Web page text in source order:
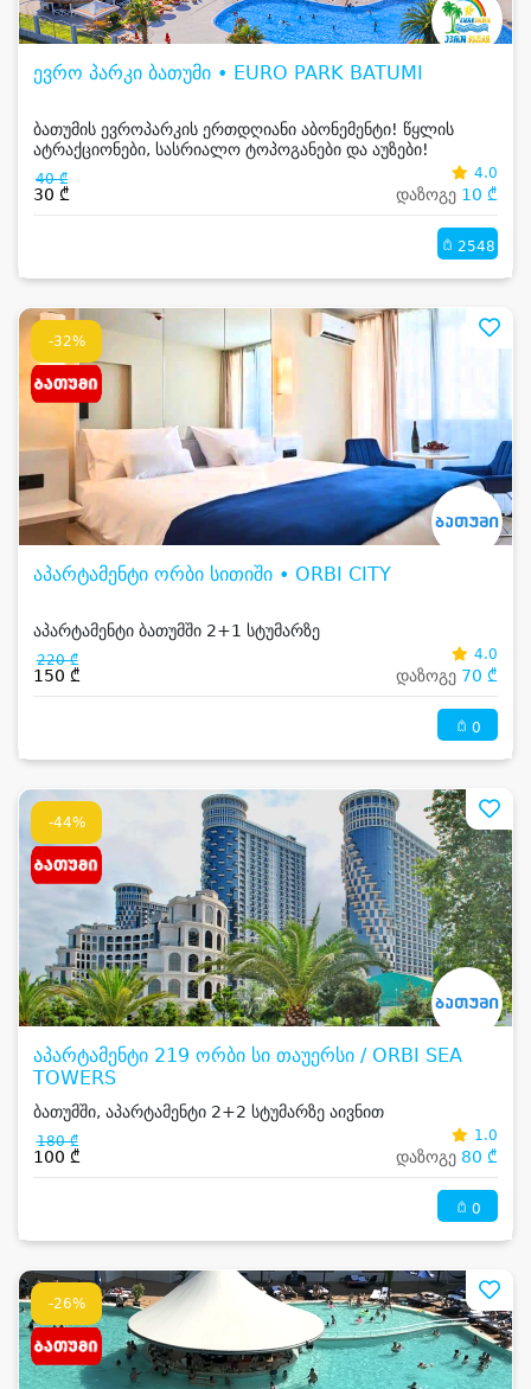
ევრო პარკი ბათუმი • EURO PARK BATUMI
ბათუმის ევროპარკის ერთდღიანი აბონემენტი! წყლის
ატრაქციონები, სასრიალო ტოპოგანები და აუზები!
40 ₾
30 ₾
4.0
დაზოგე 10 ₾
2548
-32%
აპარტამენტი ორბი სითიში • ORBI CITY
აპარტამენტი ბათუმში 2+1 სტუმარზე
220 ₾
150 ₾
4.0
დაზოგე 70 ₾
0
-44%
აპარტამენტი 219 ორბი სი თაუერსი / ORBI SEA
TOWERS
ბათუმში, აპარტამენტი 2+2 სტუმარზე აივნით
180 ₾
100 ₾
1.0
დაზოგე 80 ₾
0
-26%